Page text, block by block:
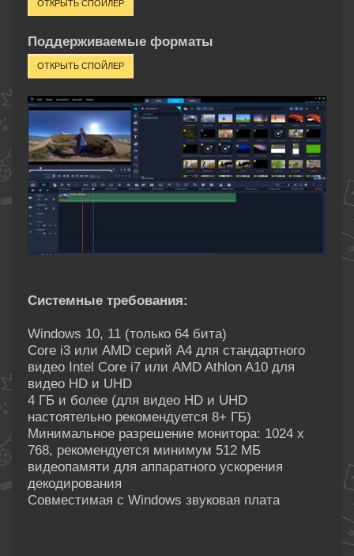
Поддерживаемые форматы
Системные требования:
Windows 10, 11 (только 64 бита)
Core i3 или AMD серий A4 для стандартного
видео Intel Core i7 или AMD Athlon A10 для
видео HD и UHD
4 ГБ и более (для видео HD и UHD
настоятельно рекомендуется 8+ ГБ)
Минимальное разрешение монитора: 1024 x
768, рекомендуется минимум 512 МБ
видеопамяти для аппаратного ускорения
декодирования
Совместимая с Windows звуковая плата